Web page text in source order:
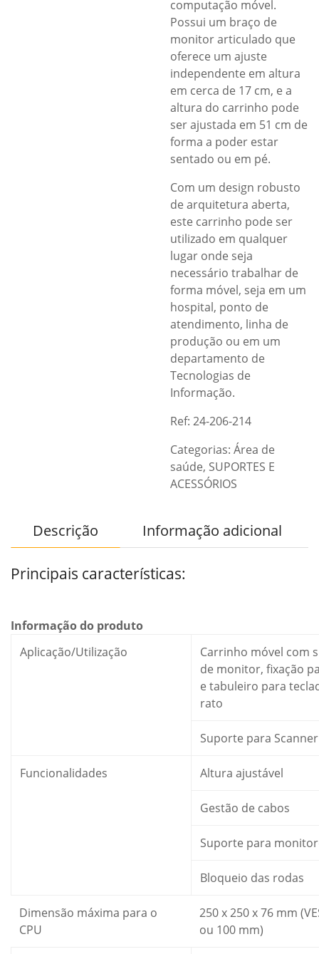
computação móvel.
Possui um braço de
monitor articulado que
oferece um ajuste
independente em altura
em cerca de 17 cm, e a
altura do carrinho pode
ser ajustada em 51 cm de
forma a poder estar
sentado ou em pé.
Com um design robusto
de arquitetura aberta,
este carrinho pode ser
utilizado em qualquer
lugar onde seja
necessário trabalhar de
forma móvel, seja em um
hospital, ponto de
atendimento, linha de
produção ou em um
departamento de
Tecnologias de
Informação.
Ref: 24-206-214
Categorias: Área de
saúde, SUPORTES E
ACESSÓRIOS
Descrição Informação adicional
Principais características:
Informação do produto
Aplicação/Utilização
Carrinho móvel com
de monitor, fixação
e tabuleiro para
rato
Suporte para Scanner
Funcionalidades Altura ajustável
Gestão de cabos
Suporte para
Bloqueio das rodas
Dimensão máxima para o
CPU
250 x 250 x 76 mm
ou 100 mm)